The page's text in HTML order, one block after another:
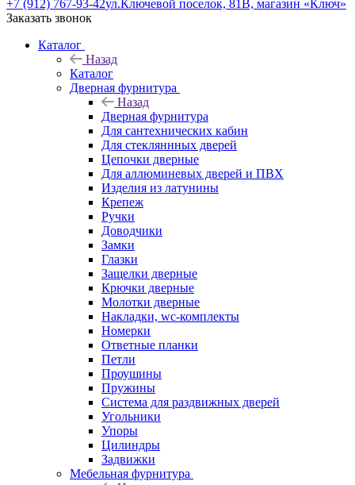
+7 (912) 767-93-42ул.Ключевой поселок, 81В, магазин «Ключ»
Заказать звонок
Каталог
Назад
Каталог
Дверная фурнитура
Назад
Дверная фурнитура
Для сантехнических кабин
Для стекляннных дверей
Цепочки дверные
Для аллюминевых дверей и ПВХ
Изделия из латунины
Крепеж
Ручки
Доводчики
Замки
Глазки
Защелки дверные
Крючки дверные
Молотки дверные
Накладки, wc-комплекты
Номерки
Ответные планки
Петли
Проушины
Пружины
Система для раздвижных дверей
Угольники
Упоры
Цилиндры
Задвижки
Мебельная фурнитура